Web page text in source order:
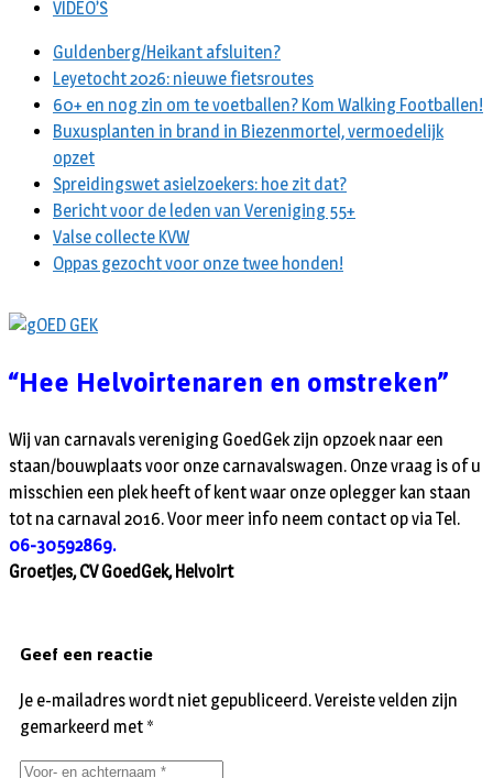
VIDEO’S
Guldenberg/Heikant afsluiten?
Leyetocht 2026: nieuwe fietsroutes
60+ en nog zin om te voetballen? Kom Walking Footballen!
Buxusplanten in brand in Biezenmortel, vermoedelijk
opzet
Spreidingswet asielzoekers: hoe zit dat?
Bericht voor de leden van Vereniging 55+
Valse collecte KVW
Oppas gezocht voor onze twee honden!
“Hee Helvoirtenaren en omstreken”
Wij van carnavals vereniging GoedGek zijn opzoek naar een
staan/bouwplaats voor onze carnavalswagen. Onze vraag is of u
misschien een plek heeft of kent waar onze oplegger kan staan
tot na carnaval 2016. Voor meer info neem contact op via Tel.
06-30592869.
Groetjes, CV GoedGek, Helvoirt
Geef een reactie
Je e-mailadres wordt niet gepubliceerd.Vereiste velden zijn
gemarkeerd met *